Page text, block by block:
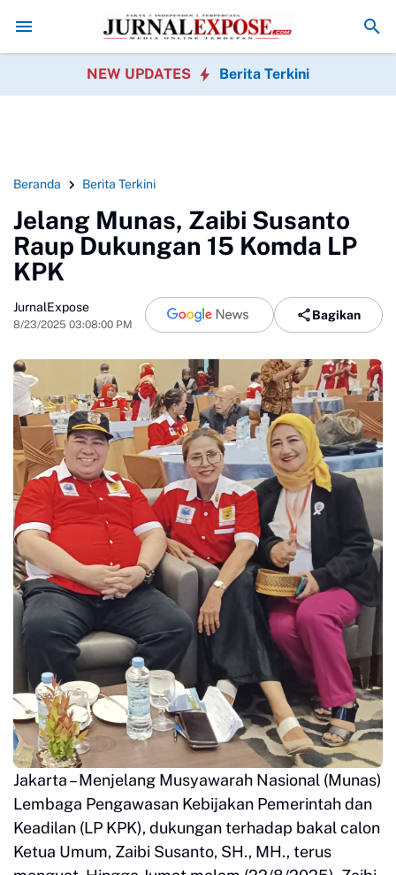
Satwa Liar DihentikanPegawai Kecamatan Caringin Gelar
NEW UPDATES Berita Terkini
Beranda Berita Terkini
Jelang Munas, Zaibi Susanto
Raup Dukungan 15 Komda LP
KPK
JurnalExpose
8/23/2025 03:08:00 PM
Bagikan
Jakarta – Menjelang Musyawarah Nasional (Munas)
Lembaga Pengawasan Kebijakan Pemerintah dan
Keadilan (LP KPK), dukungan terhadap bakal calon
Ketua Umum, Zaibi Susanto, SH., MH., terus